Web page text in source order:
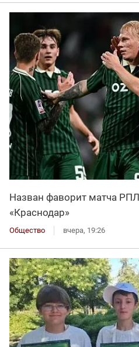
Назван фаворит матча
«Краснодар»
Общество вчера, 19:26